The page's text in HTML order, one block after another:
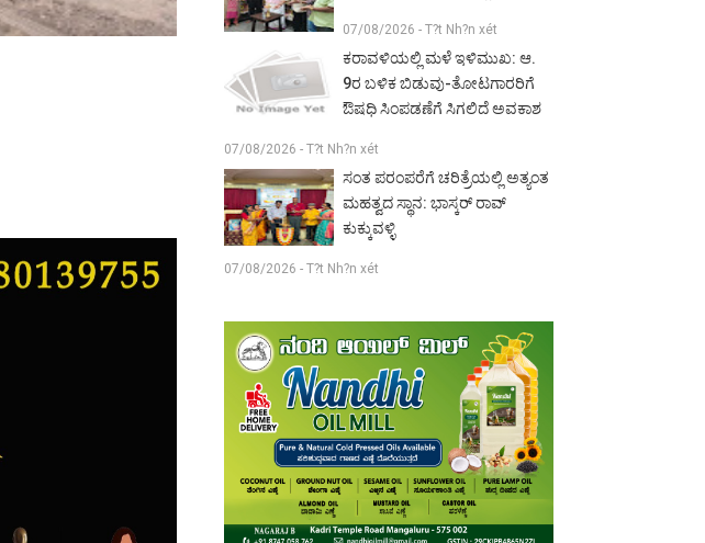
07/08/2026 - T?t Nh?n xét
ಕರಾವಳಿಯಲ್ಲಿ ಮಳೆ ಇಳಿಮುಖ: ಆ.
9ರ ಬಳಿಕ ಬಿಡುವು-ತೋಟಗಾರರಿಗೆ
ಔಷಧಿ ಸಿಂಪಡಣೆಗೆ ಸಿಗಲಿದೆ ಅವಕಾಶ
07/08/2026 - T?t Nh?n xét
ಸಂತ ಪರಂಪರೆಗೆ ಚರಿತ್ರೆಯಲ್ಲಿ ಅತ್ಯಂತ
ಮಹತ್ವದ ಸ್ಥಾನ: ಭಾಸ್ಕರ್ ರಾವ್
ಕುಕ್ಕುವಳ್ಳಿ
07/08/2026 - T?t Nh?n xét